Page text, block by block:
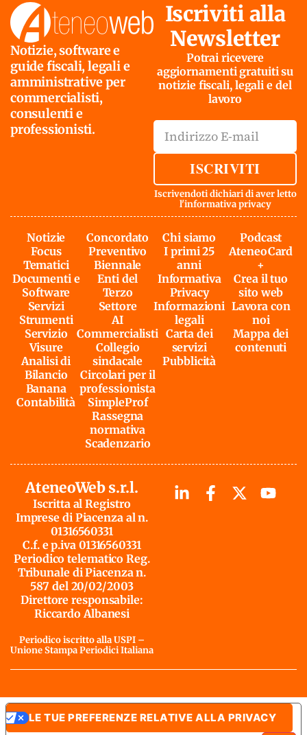
Notizie, software e
guide fiscali, legali e
amministrative per
commercialisti,
consulenti e
professionisti.
Iscriviti alla
Newsletter
Potrai ricevere
aggiornamenti gratuiti su
notizie fiscali, legali e del
lavoro
ISCRIVITI
Iscrivendoti dichiari di aver letto
l'informativa privacy
Notizie
Focus
Tematici
Documenti e
Software
Servizi
Strumenti
Servizio
Visure
Analisi di
Bilancio
Banana
Contabilità
Concordato
Preventivo
Biennale
Enti del
Terzo
Settore
AI
Commercialisti
Collegio
sindacale
Circolari per il
professionista
SimpleProf
Rassegna
normativa
Scadenzario
Chi siamo
I primi 25
anni
Informativa
Privacy
Informazioni
legali
Carta dei
servizi
Pubblicità
Podcast
AteneoCard
+
Crea il tuo
sito web
Lavora con
noi
Mappa dei
contenuti
AteneoWeb s.r.l.
Iscritta al Registro
Imprese di Piacenza al n.
01316560331
C.f. e p.iva 01316560331
Periodico telematico Reg.
Tribunale di Piacenza n.
587 del 20/02/2003
Direttore responsabile:
Riccardo Albanesi
Periodico iscritto alla USPI –
Unione Stampa Periodici Italiana
LE TUE PREFERENZE RELATIVE ALLA PRIVACY